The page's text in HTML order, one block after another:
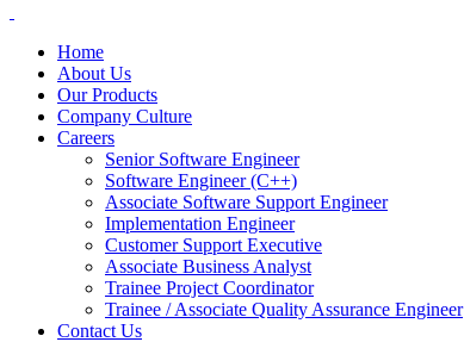
Home
About Us
Our Products
Company Culture
Careers
Senior Software Engineer
Software Engineer (C++)
Associate Software Support Engineer
Implementation Engineer
Customer Support Executive
Associate Business Analyst
Trainee Project Coordinator
Trainee / Associate Quality Assurance Engineer
Contact Us